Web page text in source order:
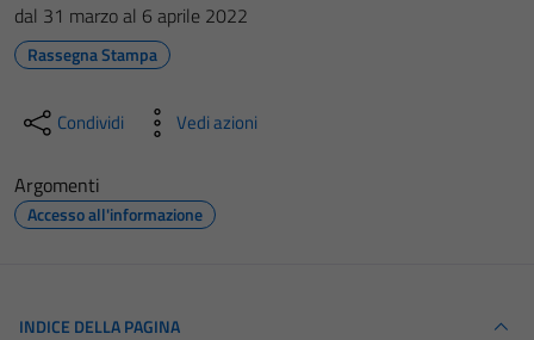
dal 31 marzo al 6 aprile 2022
Rassegna Stampa
Condividi Vedi azioni
Argomenti
Accesso all'informazione
INDICE DELLA PAGINA